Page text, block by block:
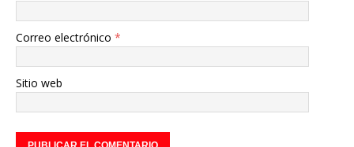
Correo electrónico *
Sitio web